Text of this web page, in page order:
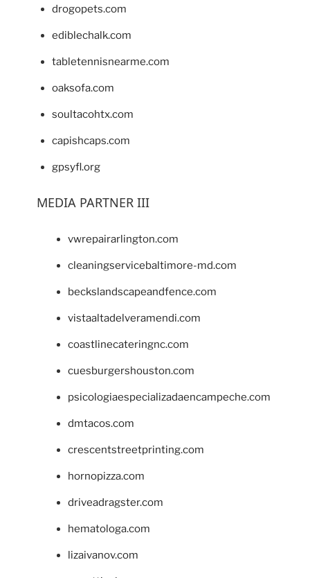
drogopets.com
ediblechalk.com
tabletennisnearme.com
oaksofa.com
soultacohtx.com
capishcaps.com
gpsyfl.org
MEDIA PARTNER III
vwrepairarlington.com
cleaningservicebaltimore-md.com
beckslandscapeandfence.com
vistaaltadelveramendi.com
coastlinecateringnc.com
cuesburgershouston.com
psicologiaespecializadaencampeche.com
dmtacos.com
crescentstreetprinting.com
hornopizza.com
driveadragster.com
hematologa.com
lizaivanov.com